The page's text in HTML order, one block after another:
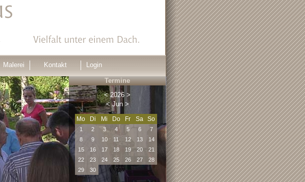
Termine
< 2026 >
< Jun >
Mo Di Mi Do Fr Sa So
1 2 3 4 5 6
7
8
9 10 11 12 13
14
15
16 17 18 19 20
21
22
23 24 25 26 27
28
29
30
Malerei Kontakt Login